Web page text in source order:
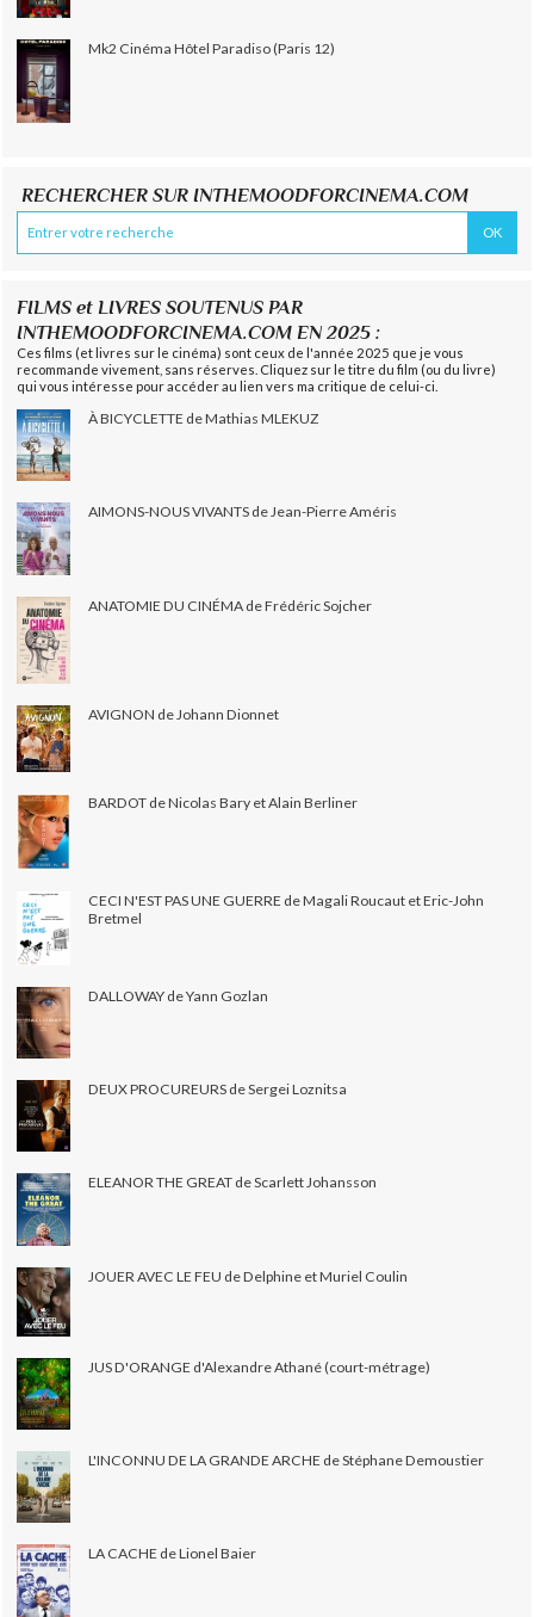
Mk2 Cinéma Hôtel Paradiso (Paris 12)
RECHERCHER SUR INTHEMOODFORCINEMA.COM
FILMS et LIVRES SOUTENUS PAR
INTHEMOODFORCINEMA.COM EN 2025 :
Ces films (et livres sur le cinéma) sont ceux de l'année 2025 que je vous
recommande vivement, sans réserves. Cliquez sur le titre du film (ou du livre)
qui vous intéresse pour accéder au lien vers ma critique de celui-ci.
À BICYCLETTE de Mathias MLEKUZ
AIMONS-NOUS VIVANTS de Jean-Pierre Améris
ANATOMIE DU CINÉMA de Frédéric Sojcher
AVIGNON de Johann Dionnet
BARDOT de Nicolas Bary et Alain Berliner
CECI N'EST PAS UNE GUERRE de Magali Roucaut et Eric-John
Bretmel
DALLOWAY de Yann Gozlan
DEUX PROCUREURS de Sergei Loznitsa
ELEANOR THE GREAT de Scarlett Johansson
JOUER AVEC LE FEU de Delphine et Muriel Coulin
JUS D'ORANGE d'Alexandre Athané (court-métrage)
L'INCONNU DE LA GRANDE ARCHE de Stéphane Demoustier
LA CACHE de Lionel Baier